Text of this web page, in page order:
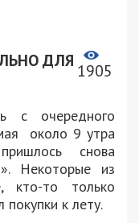
ДЛЯ 1905
с очередного
около 9 утра
снова
Некоторые из
кто-то только
покупки к лету.